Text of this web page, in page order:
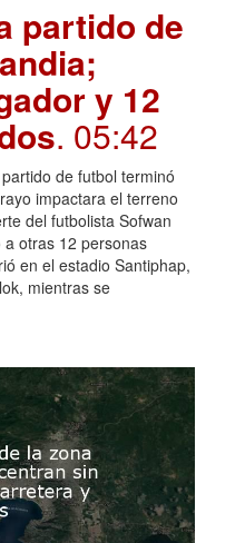
partido de
y 12
. 05:42
de futbol terminó
impactara el terreno
del futbolista Sofwan
otras 12 personas
en el estadio Santiphap,
mientras se